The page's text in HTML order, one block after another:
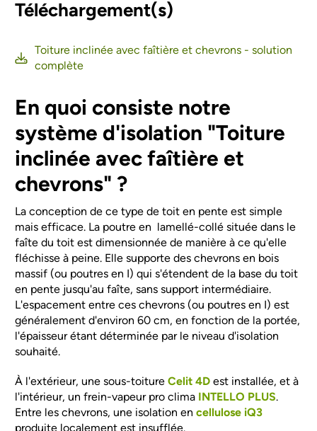
Téléchargement(s)
Toiture inclinée avec faîtière et chevrons - solution
complète
En quoi consiste notre
système d'isolation "Toiture
inclinée avec faîtière et
chevrons" ?
La conception de ce type de toit en pente est simple
mais efficace. La poutre en lamellé-collé située dans le
faîte du toit est dimensionnée de manière à ce qu'elle
fléchisse à peine. Elle supporte des chevrons en bois
massif (ou poutres en I) qui s'étendent de la base du toit
en pente jusqu'au faîte, sans support intermédiaire.
L'espacement entre ces chevrons (ou poutres en I) est
généralement d'environ 60 cm, en fonction de la portée,
l'épaisseur étant déterminée par le niveau d'isolation
souhaité.
À l'extérieur, une sous-toitureCelit 4D est installée, et à
l'intérieur, un frein-vapeur pro clima INTELLO PLUS.
Entre les chevrons, une isolation encellulose iQ3
produite localement est insufflée.